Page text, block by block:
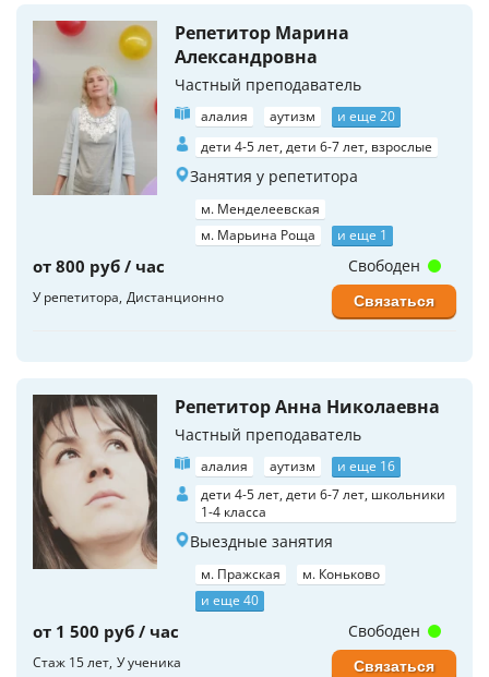
Репетитор Марина
Александровна
Частный преподаватель
алалия аутизм
и еще 20
дети 4-5 лет, дети 6-7 лет, взрослые
Занятия у репетитора
м. Менделеевская
м. Марьина Роща
и еще 1
от 800 руб / час
У репетитора Дистанционно
Свободен
Связаться
Репетитор Анна Николаевна
Частный преподаватель
алалия аутизм
и еще 16
дети 4-5 лет, дети 6-7 лет, школьники
1-4 класса
Выездные занятия
м. Пражская
м. Коньково
и еще 40
от 1 500 руб / час
Стаж 15 лет У ученика
Свободен
Связаться